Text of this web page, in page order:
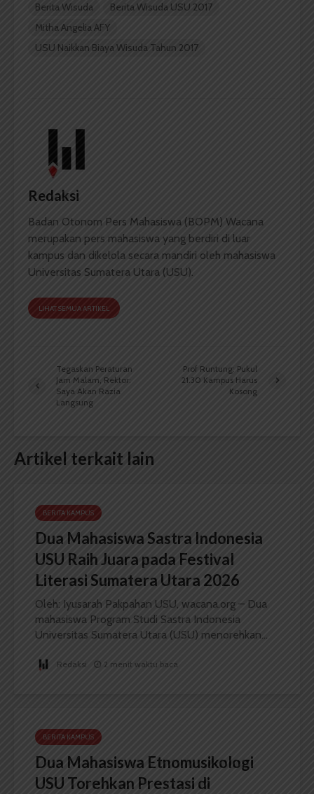
Berita Wisuda
Berita Wisuda USU 2017
Mitha Angelia AFY
USU Naikkan Biaya Wisuda Tahun 2017
Redaksi
Badan Otonom Pers Mahasiswa (BOPM) Wacana
merupakan pers mahasiswa yang berdiri di luar
kampus dan dikelola secara mandiri oleh mahasiswa
Universitas Sumatera Utara (USU).
LIHAT SEMUA ARTIKEL
Tegaskan Peraturan
Jam Malam, Rektor:
Saya Akan Razia
Langsung
Prof Runtung: Pukul
21.30 Kampus Harus
Kosong
Artikel terkait lain
BERITA KAMPUS
Dua Mahasiswa Sastra Indonesia
USU Raih Juara pada Festival
Literasi Sumatera Utara 2026
Oleh: Iyusarah Pakpahan USU, wacana.org – Dua
mahasiswa Program Studi Sastra Indonesia
Universitas Sumatera Utara (USU) menorehkan...
Redaksi 2 menit waktu baca
BERITA KAMPUS
Dua Mahasiswa Etnomusikologi
USU Torehkan Prestasi di